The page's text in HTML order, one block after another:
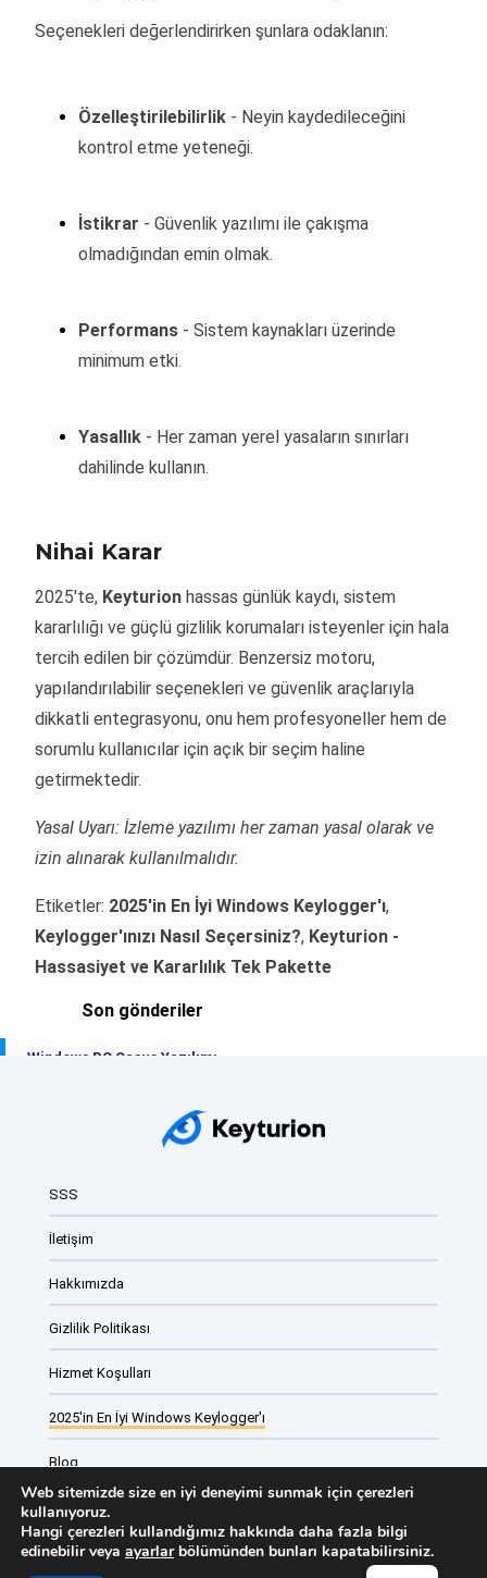
Seçenekleri değerlendirirken şunlara odaklanın:
Özelleştirilebilirlik - Neyin kaydedileceğini
kontrol etme yeteneği.
İstikrar - Güvenlik yazılımı ile çakışma
olmadığından emin olmak.
Performans - Sistem kaynakları üzerinde
minimum etki.
Yasallık - Her zaman yerel yasaların sınırları
dahilinde kullanın.
Nihai Karar
2025'te, Keyturion hassas günlük kaydı, sistem
kararlılığı ve güçlü gizlilik korumaları isteyenler için hala
tercih edilen bir çözümdür. Benzersiz motoru,
yapılandırılabilir seçenekleri ve güvenlik araçlarıyla
dikkatli entegrasyonu, onu hem profesyoneller hem de
sorumlu kullanıcılar için açık bir seçim haline
getirmektedir.
Yasal Uyarı: İzleme yazılımı her zaman yasal olarak ve
izin alınarak kullanılmalıdır.
Etiketler: 2025'in En İyi Windows Keylogger'ı,
Keylogger'ınızı Nasıl Seçersiniz?, Keyturion -
Hassasiyet ve Kararlılık Tek Pakette
Son gönderiler
Windows PC Casus Yazılımı
Windows için En İyi İzleme Yazılımı
En İyi Windows 11 ve Windows 10 Keylogger
Windows 11 ücretsiz tuş kaydediciler
Windows için ebeveyn kontrol yazılımı
Web sitesi izleme yazılımı vs Monitorin...
SSS
İletişim
Hakkımızda
Gizlilik Politikası
Hizmet Koşulları
2025'in En İyi Windows Keylogger'ı
Blog
Çalışan izleme yazılımı
Keyturion Değişiklik Listesi
Web sitemizde size en iyi deneyimi sunmak için çerezleri
kullanıyoruz.
Hangi çerezleri kullandığımız hakkında daha fazla bilgi
edinebilir veya ayarlarbölümünden bunları kapatabilirsiniz.